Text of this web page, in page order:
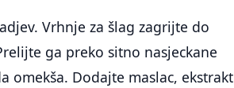
Vrhnje za šlag zagrijte do
ga preko sitno nasjeckane
omekša. Dodajte maslac, ekstrakt